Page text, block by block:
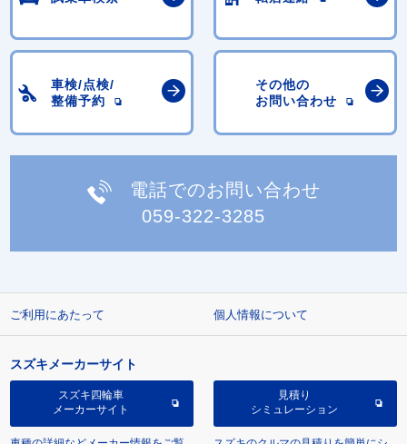
車検/点検/
整備予約
その他の
お問い合わせ
電話でのお問い合わせ
059-322-3285
ご利用にあたって 個人情報について
スズキメーカーサイト
スズキ四輪車
メーカーサイト
見積り
シミュレーション